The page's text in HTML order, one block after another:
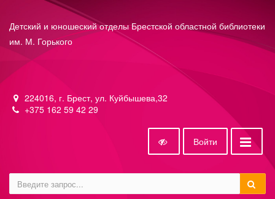
Детский и юношеский отделы Брестской областной библиотеки
им. М. Горького
224016, г. Брест, ул. Куйбышева,32
+375 162 59 42 29
Войти